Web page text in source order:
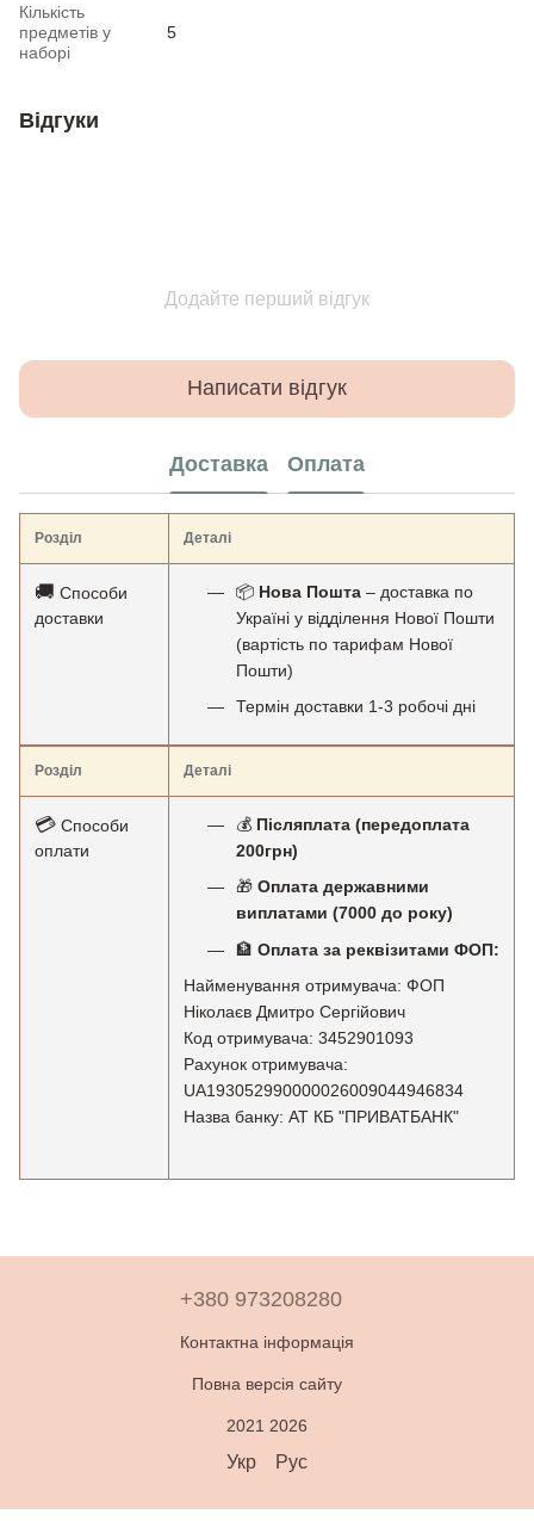
Кількість
предметів у
наборі
5
Відгуки
Додайте перший відгук
Написати відгук
Доставка Оплата
Розділ Деталі
🚚 Способи
доставки
📦 Нова Пошта – доставка по
Україні у відділення Нової Пошти
(вартість по тарифам Нової
Пошти)
Термін доставки 1-3 робочі дні
Розділ Деталі
💳 Способи
оплати
💰 Післяплата (передоплата
200грн)
🎁 Оплата державними
виплатами (7000 до року)
🏦 Оплата за реквізитами ФОП:
Найменування отримувача: ФОП
Ніколаєв Дмитро Сергійович
Код отримувача: 3452901093
Рахунок отримувача:
UA193052990000026009044946834
Назва банку: АТ КБ "ПРИВАТБАНК"
+380 973208280
Контактна інформація
Повна версія сайту
2021 2026
Укр Рус